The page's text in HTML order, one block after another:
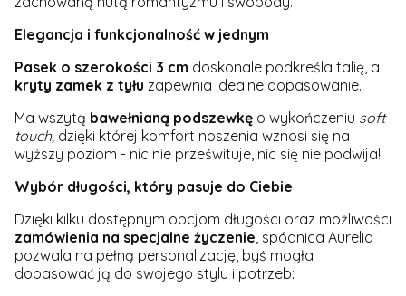
Elegancja i funkcjonalność w jednym
Pasek o szerokości 3 cm doskonale podkreśla talię, a
kryty zamek z tyłu zapewnia idealne dopasowanie.
Ma wszytą bawełnianą podszewkę o wykończeniu soft
touch, dzięki której komfort noszenia wznosi się na
wyższy poziom - nic nie prześwituje, nic się nie podwija!
Wybór długości, który pasuje do Ciebie
Dzięki kilku dostępnym opcjom długości oraz możliwości
zamówienia na specjalne życzenie, spódnica Aurelia
pozwala na pełną personalizację, byś mogła
dopasować ją do swojego stylu i potrzeb: